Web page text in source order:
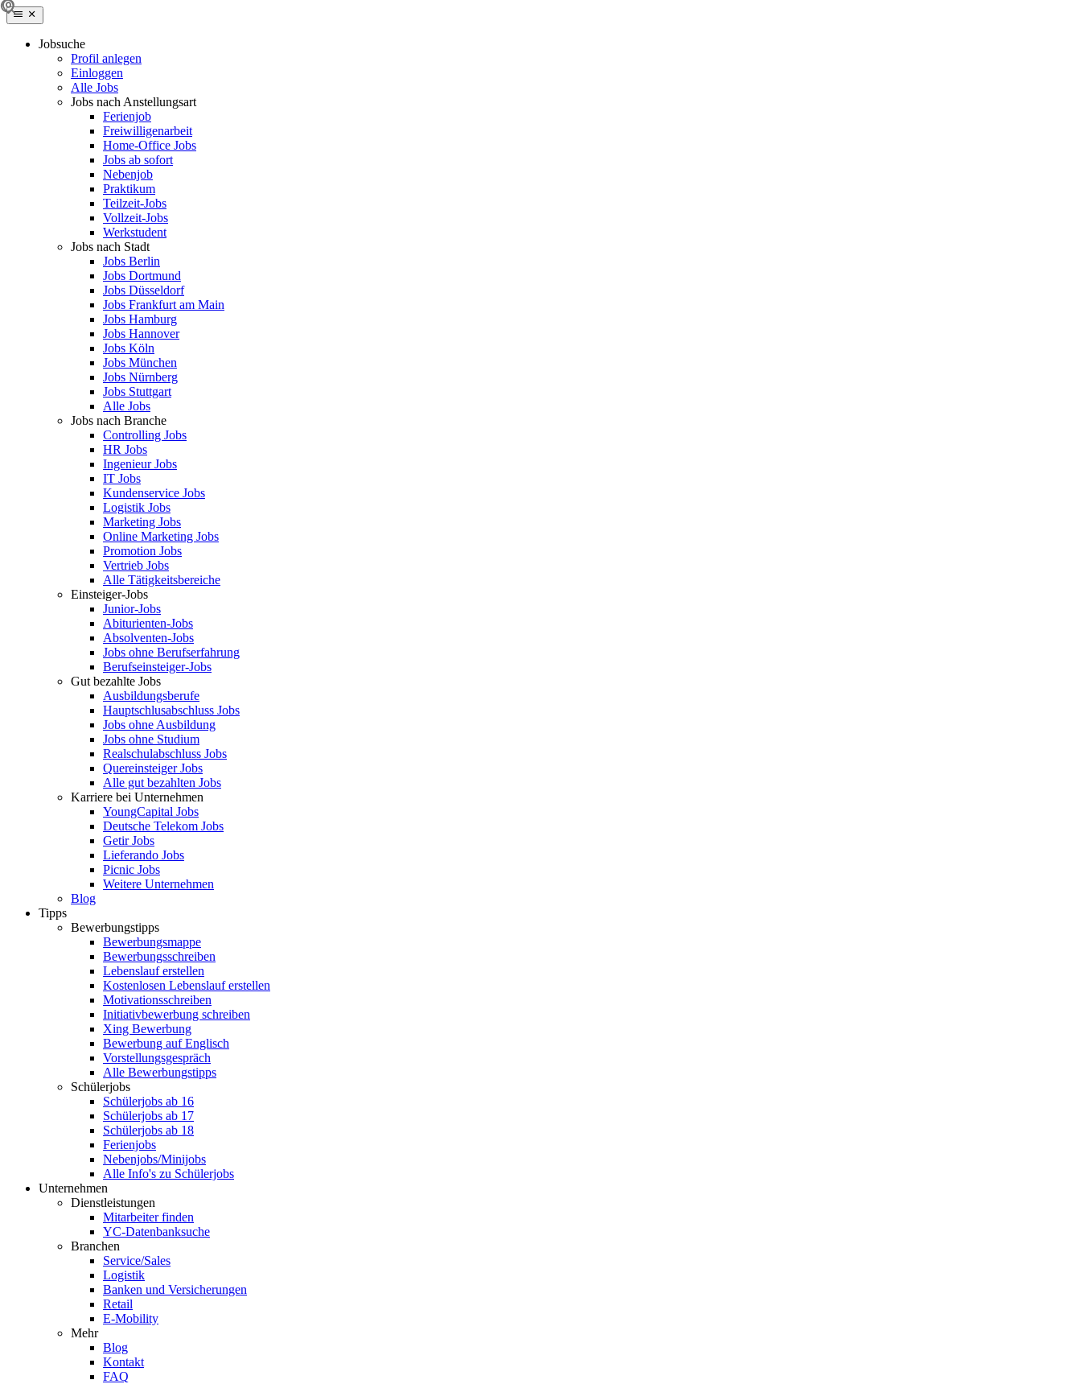
Jobsuche
Profil anlegen
Einloggen
Alle Jobs
Jobs nach Anstellungsart
Ferienjob
Freiwilligenarbeit
Home-Office Jobs
Jobs ab sofort
Nebenjob
Praktikum
Teilzeit-Jobs
Vollzeit-Jobs
Werkstudent
Jobs nach Stadt
Jobs Berlin
Jobs Dortmund
Jobs Düsseldorf
Jobs Frankfurt am Main
Jobs Hamburg
Jobs Hannover
Jobs Köln
Jobs München
Jobs Nürnberg
Jobs Stuttgart
Alle Jobs
Jobs nach Branche
Controlling Jobs
HR Jobs
Ingenieur Jobs
IT Jobs
Kundenservice Jobs
Logistik Jobs
Marketing Jobs
Online Marketing Jobs
Promotion Jobs
Vertrieb Jobs
Alle Tätigkeitsbereiche
Einsteiger-Jobs
Junior-Jobs
Abiturienten-Jobs
Absolventen-Jobs
Jobs ohne Berufserfahrung
Berufseinsteiger-Jobs
Gut bezahlte Jobs
Ausbildungsberufe
Hauptschlusabschluss Jobs
Jobs ohne Ausbildung
Jobs ohne Studium
Realschulabschluss Jobs
Quereinsteiger Jobs
Alle gut bezahlten Jobs
Karriere bei Unternehmen
YoungCapital Jobs
Deutsche Telekom Jobs
Getir Jobs
Lieferando Jobs
Picnic Jobs
Weitere Unternehmen
Blog
Tipps
Bewerbungstipps
Bewerbungsmappe
Bewerbungsschreiben
Lebenslauf erstellen
Kostenlosen Lebenslauf erstellen
Motivationsschreiben
Initiativbewerbung schreiben
Xing Bewerbung
Bewerbung auf Englisch
Vorstellungsgespräch
Alle Bewerbungstipps
Schülerjobs
Schülerjobs ab 16
Schülerjobs ab 17
Schülerjobs ab 18
Ferienjobs
Nebenjobs/Minijobs
Alle Info's zu Schülerjobs
Unternehmen
Dienstleistungen
Mitarbeiter finden
YC-Datenbanksuche
Branchen
Service/Sales
Logistik
Banken und Versicherungen
Retail
E-Mobility
Mehr
Blog
Kontakt
FAQ